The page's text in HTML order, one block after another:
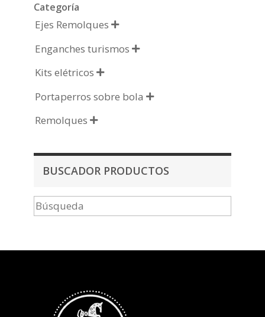
Categoría
Ejes Remolques 
Enganches turismos 
Kits elétricos 
Portaperros sobre bola 
Remolques 
BUSCADOR PRODUCTOS